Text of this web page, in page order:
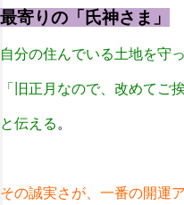
最寄りの「氏神さま」
自分の住んでいる土地を守
「旧正月なので、改めてご
と伝える 。
その誠実さが、一番の開運